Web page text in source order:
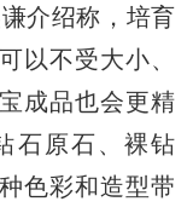
介绍称，培育
以不受大小、
成品也会更精
石原石、裸钻
色彩和造型带